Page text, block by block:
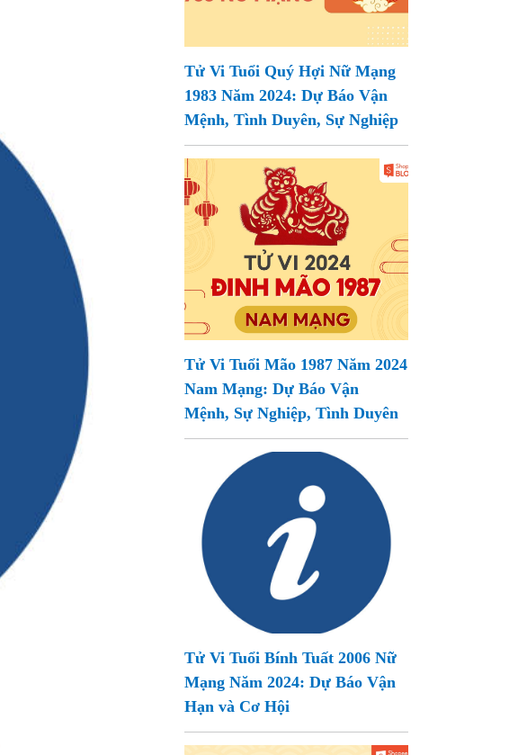
Tử Vi Tuổi Quý Hợi Nữ Mạng
1983 Năm 2024: Dự Báo Vận
Mệnh, Tình Duyên, Sự Nghiệp
Tử Vi Tuổi Mão 1987 Năm 2024
Nam Mạng: Dự Báo Vận
Mệnh, Sự Nghiệp, Tình Duyên
Tử Vi Tuổi Bính Tuất 2006 Nữ
Mạng Năm 2024: Dự Báo Vận
Hạn và Cơ Hội